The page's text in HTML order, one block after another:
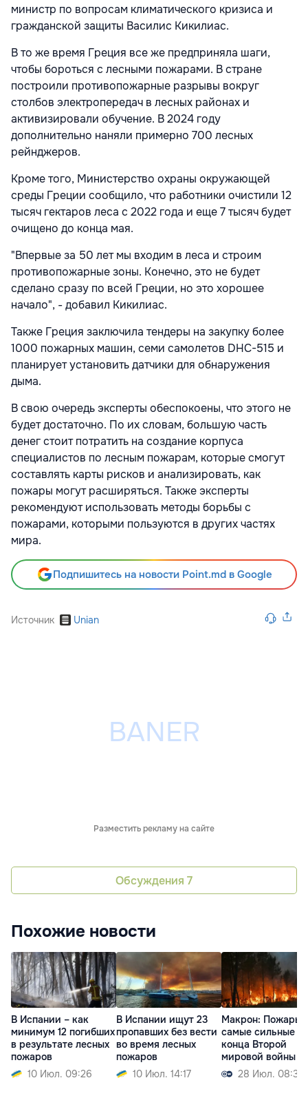
министр по вопросам климатического кризиса и
гражданской защиты Василис Кикилиас.
В то же время Греция все же предприняла шаги,
чтобы бороться с лесными пожарами. В стране
построили противопожарные разрывы вокруг
столбов электропередач в лесных районах и
активизировали обучение. В 2024 году
дополнительно наняли примерно 700 лесных
рейнджеров.
Кроме того, Министерство охраны окружающей
среды Греции сообщило, что работники очистили 12
тысяч гектаров леса с 2022 года и еще 7 тысяч будет
очищено до конца мая.
"Впервые за 50 лет мы входим в леса и строим
противопожарные зоны. Конечно, это не будет
сделано сразу по всей Греции, но это хорошее
начало", - добавил Кикилиас.
Также Греция заключила тендеры на закупку более
1000 пожарных машин, семи самолетов DHC-515 и
планирует установить датчики для обнаружения
дыма.
В свою очередь эксперты обеспокоены, что этого не
будет достаточно. По их словам, большую часть
денег стоит потратить на создание корпуса
специалистов по лесным пожарам, которые смогут
составлять карты рисков и анализировать, как
пожары могут расширяться. Также эксперты
рекомендуют использовать методы борьбы с
пожарами, которыми пользуются в других частях
мира.
Подпишитесь на новости Point.md в Google
Источник Unian
Разместить рекламу на сайте
Обсуждения 7
Похожие новости
В Испании – как
минимум 12 погибших
в результате лесных
пожаров
10 Июл. 09:26
В Испании ищут 23
пропавших без вести
во время лесных
пожаров
10 Июл. 14:17
Макрон: Пожары -
самые сильные с
конца Второй
мировой войны
28 Июл. 08:39